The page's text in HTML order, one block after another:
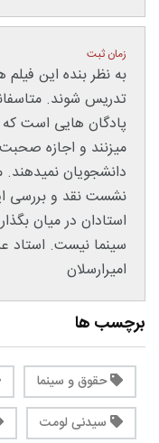
زمان ثبت
به نظر بنده این
تدریس شوند.
پادگان هایی است که
میزنند و اجازه
دانشجویان نمیدهند.
نشست نقد و بررسی
استادان در میان
سینما نیست. استاد
امیرارسلان
برچسب ها
حقوق و سینما
سیدنی لومت